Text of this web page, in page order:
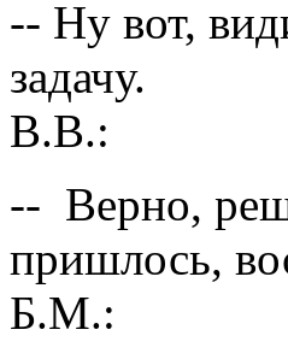
-- Ну вот,
задачу.
В.В.:
-- Верно,
пришлось,
Б.М.: